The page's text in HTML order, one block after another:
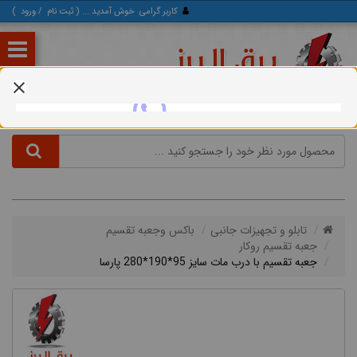
کاربر گرامی خوش آمدید ... ( ثبت‌ نام /ورود )
تابلو و تجهیزات جانبی
باکس وجعبه تقسیم
جعبه تقسیم روکار
جعبه تقسیم با درب مات سایز 95*190*280 پارسا